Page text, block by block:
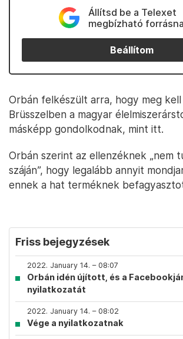
Állítsd be a Telexet
megbízható
Beállítom
Orbán felkészült arra, hogy meg
Brüsszelben a magyar
másképp gondolkodnak, mint itt.
Orbán szerint az ellenzéknek „nem
száján”, hogy legalább annyit
ennek a hat terméknek
Friss bejegyzések
2022. January 14. – 08:07
Orbán idén újított, és a
nyilatkozatát
2022. January 14. – 08:02
Vége a nyilatkozatnak